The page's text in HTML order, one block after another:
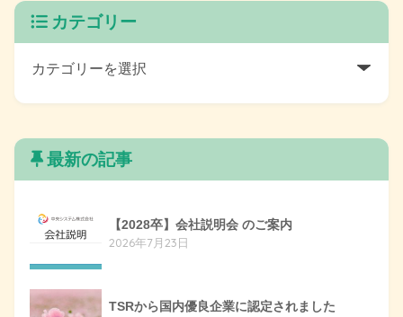
カテゴリー
最新の記事
【2028卒】会社説明会 のご案内
2026年7月23日
TSRから国内優良企業に認定されました